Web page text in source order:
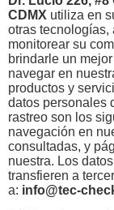
CDMX utiliza en
otras tecnologías,
monitorear su
brindarle un
navegar en
productos y
datos personales
rastreo son los
navegación en
consultadas, y
nuestra. Los
transfieren a
a: info@tec-